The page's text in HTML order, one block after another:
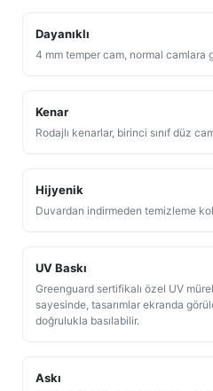
Dayanıklı
4 mm temper cam, normal camlara
Kenar
Rodajlı kenarlar, birinci sınıf düz
Hijyenik
Duvardan indirmeden temizleme
UV Baskı
Greenguard sertifikalı özel UV
sayesinde, tasarımlar ekranda
doğrulukla basılabilir.
Askı